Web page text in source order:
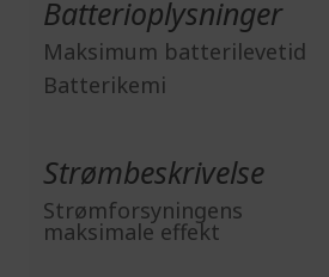
Batterioplysninger
Maksimum batterilevetid
Batterikemi
Strømbeskrivelse
Strømforsyningens
maksimale effekt